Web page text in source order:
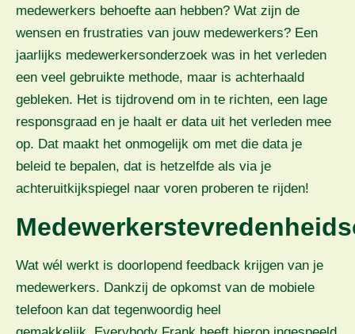
medewerkers behoefte aan hebben? Wat zijn de
wensen en frustraties van jouw medewerkers? Een
jaarlijks medewerkersonderzoek was in het verleden
een veel gebruikte methode, maar is achterhaald
gebleken. Het is tijdrovend om in te richten, een lage
responsgraad en je haalt er data uit het verleden mee
op. Dat maakt het onmogelijk om met die data je
beleid te bepalen, dat is hetzelfde als via je
achteruitkijkspiegel naar voren proberen te rijden!
Wat wél werkt is doorlopend feedback krijgen van je
medewerkers. Dankzij de opkomst van de mobiele
telefoon kan dat tegenwoordig heel